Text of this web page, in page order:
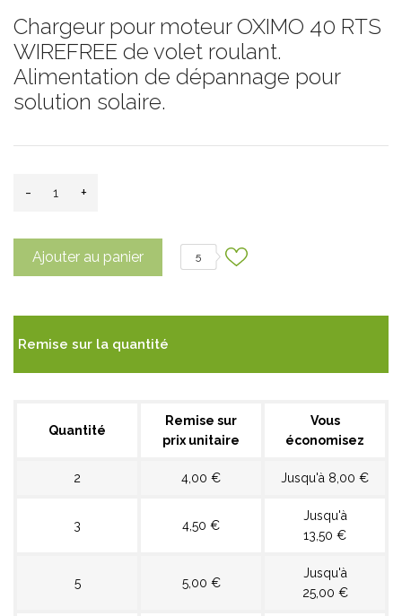
Chargeur pour moteur OXIMO 40 RTS
WIREFREE de volet roulant.
Alimentation de dépannage pour
solution solaire.
- +
Ajouter au panier 5
Remise sur la quantité
Quantité
Remise sur
prix unitaire
Vous
économisez
2 4,00 € Jusqu'à 8,00 €
3 4,50 €
Jusqu'à
13,50 €
5 5,00 €
Jusqu'à
25,00 €